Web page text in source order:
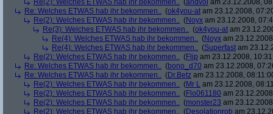
Re(2): Welches ETWAS hab ihr bekommen.. (andvol am 23.12.2008,
Re: Welches ETWAS hab ihr bekommen.. (ok4you-at am 23.12.2008,
Re(2): Welches ETWAS hab ihr bekommen.. (Noyx am 23.12.2008,
Re(3): Welches ETWAS hab ihr bekommen.. (ok4you-at am
Re(4): Welches ETWAS hab ihr bekommen.. (Noyx am
Re(4): Welches ETWAS hab ihr bekommen.. (Superfast am
Re(2): Welches ETWAS hab ihr bekommen.. (Flip am 23.12.2008,
Re: Welches ETWAS hab ihr bekommen.. (bono_d70 am 23.12.2008,
Re: Welches ETWAS hab ihr bekommen.. (Dr.Betz am 23.12.2008,
Re(2): Welches ETWAS hab ihr bekommen.. (Mr L am 23.12.2008,
Re(2): Welches ETWAS hab ihr bekommen.. (Flo061180 am
Re(2): Welches ETWAS hab ihr bekommen.. (monster23 am
Re(2): Welches ETWAS hab ihr bekommen.. (Desolationrob am